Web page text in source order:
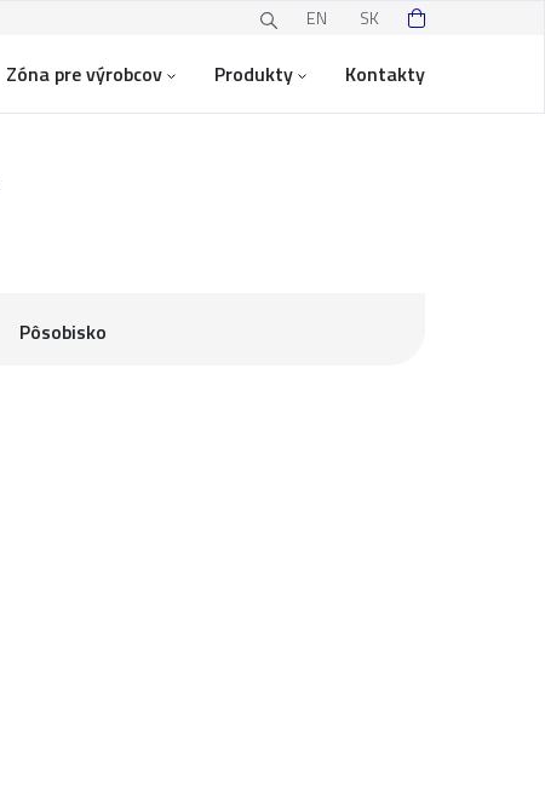
EN SK
Zóna pre výrobcov Produkty Kontakty
Pôsobisko